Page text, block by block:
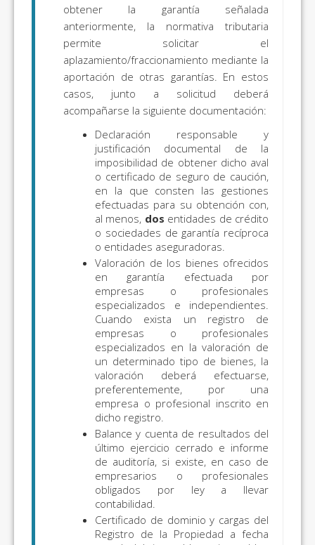
obtener la garantía señalada
anteriormente, la normativa tributaria
permite solicitar el
aplazamiento/fraccionamiento mediante la
aportación de otras garantías. En estos
casos, junto a solicitud deberá
acompañarse la siguiente documentación:
Declaración responsable y
justificación documental de la
imposibilidad de obtener dicho aval
o certificado de seguro de caución,
en la que consten las gestiones
efectuadas para su obtención con,
al menos, dos entidades de crédito
o sociedades de garantía recíproca
o entidades aseguradoras.
Valoración de los bienes ofrecidos
en garantía efectuada por
empresas o profesionales
especializados e independientes.
Cuando exista un registro de
empresas o profesionales
especializados en la valoración de
un determinado tipo de bienes, la
valoración deberá efectuarse,
preferentemente, por una
empresa o profesional inscrito en
dicho registro.
Balance y cuenta de resultados del
último ejercicio cerrado e informe
de auditoría, si existe, en caso de
empresarios o profesionales
obligados por ley a llevar
contabilidad.
Certificado de dominio y cargas del
Registro de la Propiedad a fecha